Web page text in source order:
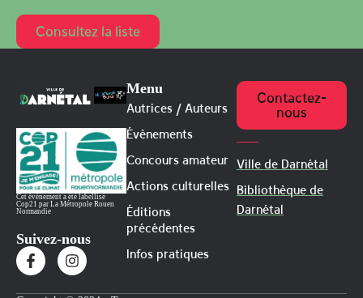
Consultez la liste
Cet évènement a été labellisé
Cop21 par La Métropole Rouen
Normandie
Suivez-nous
Menu
Autrices / Auteurs
Évènements
Concours amateur
Actions culturelles
Éditions
précédentes
Infos pratiques
Contactez-
nous
Ville de Darnétal
Bibliothèque de
Darnétal